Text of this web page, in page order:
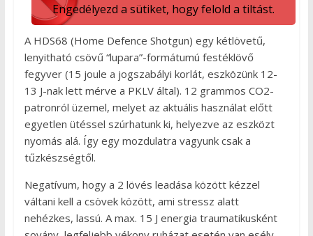
Engedélyezd a sütiket, hogy felold a tiltást.
A HDS68 (Home Defence Shotgun) egy kétlövetű,
lenyitható csövű “lupara”-formátumú festéklövő
fegyver (15 joule a jogszabályi korlát, eszközünk 12-
13 J-nak lett mérve a PKLV által). 12 grammos CO2-
patronról üzemel, melyet az aktuális használat előtt
egyetlen ütéssel szúrhatunk ki, helyezve az eszközt
nyomás alá. Így egy mozdulatra vagyunk csak a
tűzkészségtől.
Negatívum, hogy a 2 lövés leadása között kézzel
váltani kell a csövek között, ami stressz alatt
nehézkes, lassú. A max. 15 J energia traumatikusként